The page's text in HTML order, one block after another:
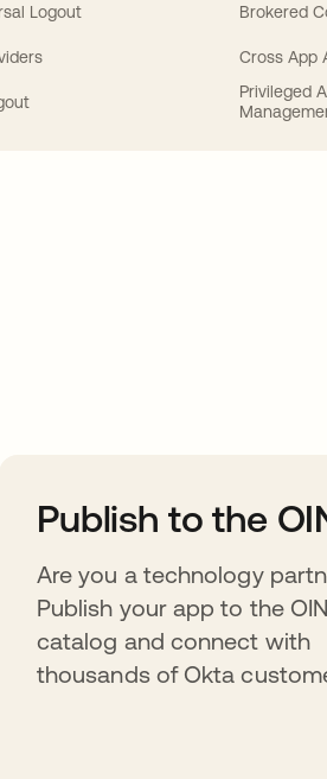
Logout Brokered
Cross App
Privileged
Publish to the
Are you a technology
Publish your app to the OIN
catalog and connect with
thousands of Okta